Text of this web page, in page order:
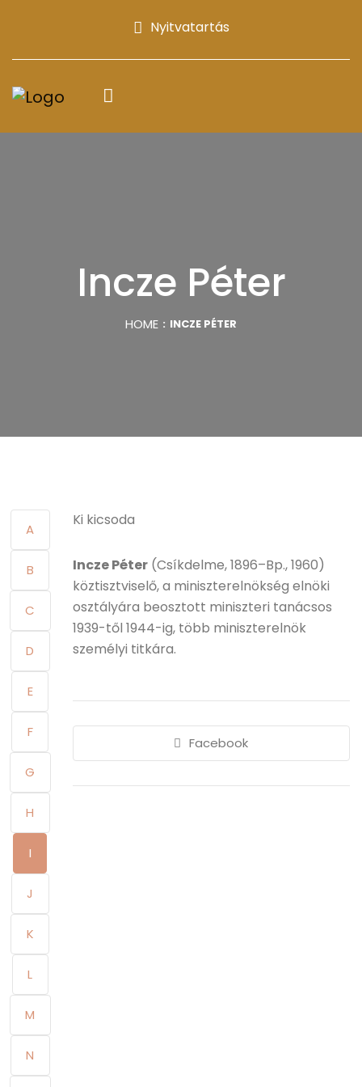
Nyitvatartás
Incze Péter
HOME INCZE PÉTER
A
B
C
D
E
F
G
H
I
J
K
L
M
N
Ki kicsoda
Incze Péter(Csíkdelme, 1896–Bp., 1960)
köztisztviselő, a miniszterelnökség elnöki
osztályára beosztott miniszteri tanácsos
1939-től 1944-ig, több miniszterelnök
személyi titkára.
Facebook